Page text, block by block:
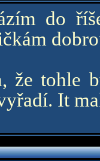
do
že tohle
It